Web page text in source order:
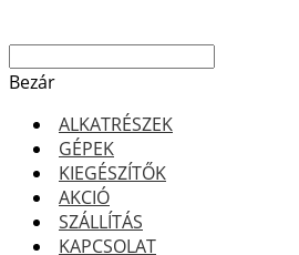
Bezár
ALKATRÉSZEK
GÉPEK
KIEGÉSZÍTŐK
AKCIÓ
SZÁLLÍTÁS
KAPCSOLAT